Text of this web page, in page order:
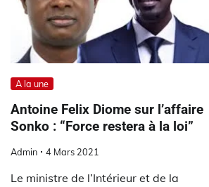
A la une
Antoine Felix Diome sur l’affaire
Sonko : “Force restera à la loi”
Admin 4 Mars 2021
Le ministre de l’Intérieur et de la